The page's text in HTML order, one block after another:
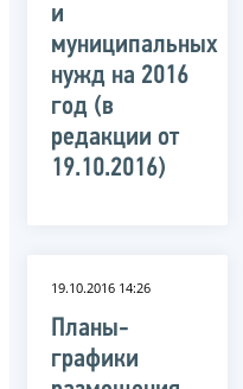
и
муниципальных
нужд на 2016
год (в
редакции от
19.10.2016)
19.10.2016 14:26
Планы-
графики